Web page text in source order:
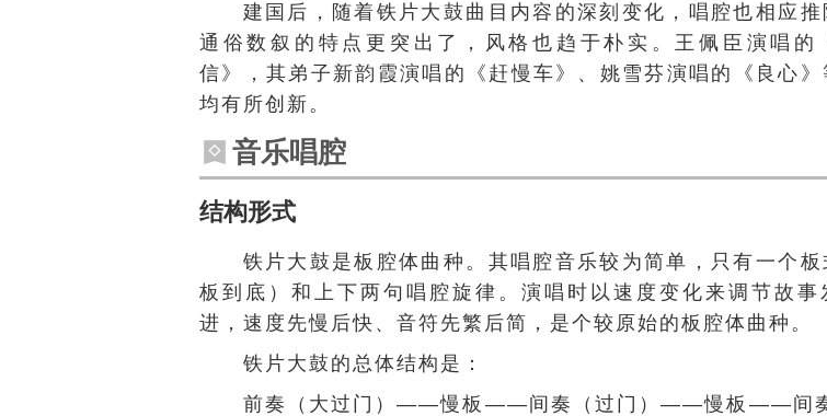
建国后，随着铁片大鼓曲目内容的深刻变化，唱腔也相应推
通俗数叙的特点更突出了，风格也趋于朴实。王佩臣演唱的
信》，其弟子 新韵霞演唱的《赶慢车》、 姚雪芬 演唱的《良心》
均有所创新。
音乐唱腔
结构形式
铁片大鼓是板腔体曲种。其唱腔音乐较为简单，只有一个板
板到底）和上下两句唱腔旋律。演唱时以速度变化来调节故事
进，速度先慢后快、音符先繁后简，是个较原始的板腔体曲种。
铁片大鼓的总体结构是：
前奏（大过门）——慢板——间奏（过门）——慢板——间